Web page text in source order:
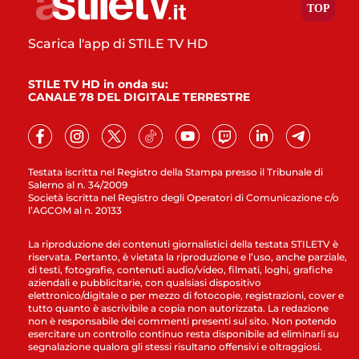
Testata iscritta nel Registro della Stampa presso il Tribunale di
Salerno al n. 34/2009
Società iscritta nel Registro degli Operatori di Comunicazione c/o
l’AGCOM al n. 20133
Scarica l'app di STILE TV HD
STILE TV HD in onda su:
CANALE 78 DEL DIGITALE TERRESTRE
La riproduzione dei contenuti giornalistici della testata STILETV è
riservata. Pertanto, è vietata la riproduzione e l’uso, anche parziale,
di testi, fotografie, contenuti audio/video, filmati, loghi, grafiche
aziendali e pubblicitarie, con qualsiasi dispositivo
elettronico/digitale o per mezzo di fotocopie, registrazioni, cover e
tutto quanto è ascrivibile a copia non autorizzata. La redazione
non è responsabile dei commenti presenti sul sito. Non potendo
esercitare un controllo continuo resta disponibile ad eliminarli su
segnalazione qualora gli stessi risultano offensivi e oltraggiosi.